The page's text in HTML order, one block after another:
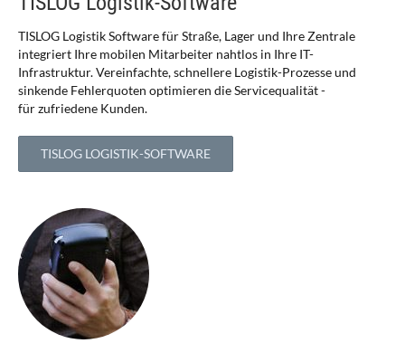
TISLOG Logistik Software für Straße, Lager und Ihre Zentrale
integriert Ihre mobilen Mitarbeiter nahtlos in Ihre IT-
Infrastruktur. Vereinfachte, schnellere Logistik-Prozesse und
sinkende Fehlerquoten optimieren die Servicequalität -
für zufriedene Kunden.
TISLOG LOGISTIK-SOFTWARE